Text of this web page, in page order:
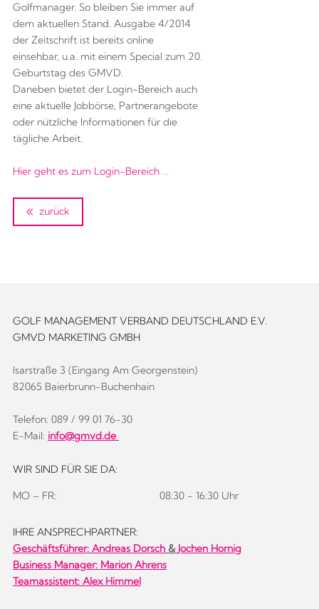
Golfmanager. So bleiben Sie immer auf
dem aktuellen Stand. Ausgabe 4/2014
der Zeitschrift ist bereits online
einsehbar, u.a. mit einem Special zum 20.
Geburtstag des GMVD.
Daneben bietet der Login-Bereich auch
eine aktuelle Jobbörse, Partnerangebote
oder nützliche Informationen für die
tägliche Arbeit.
Hier geht es zum Login-Bereich …
zurück
GOLF MANAGEMENT VERBAND DEUTSCHLAND E.V.
GMVD MARKETING GMBH
Isarstraße 3 (Eingang Am Georgenstein)
82065 Baierbrunn-Buchenhain
Telefon: 089 / 99 01 76-30
E-Mail: info@gmvd.de
WIR SIND FÜR SIE DA:
MO – FR: 08:30 - 16:30 Uhr
IHRE ANSPRECHPARTNER:
Geschäftsführer: Andreas Dorsch& Jochen Hornig
Business Manager: Marion Ahrens
Teamassistent: Alex Himmel